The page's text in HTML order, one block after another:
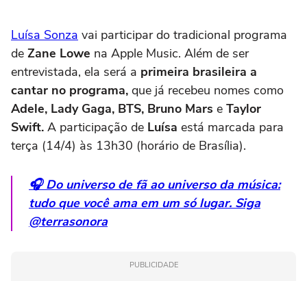
Luísa Sonza vai participar do tradicional programa
de Zane Lowe na Apple Music. Além de ser
entrevistada, ela será a primeira brasileira a
cantar no programa, que já recebeu nomes como
Adele, Lady Gaga, BTS, Bruno Mars e Taylor
Swift. A participação de Luísa está marcada para
terça (14/4) às 13h30 (horário de Brasília).
🎧 Do universo de fã ao universo da música:
tudo que você ama em um só lugar. Siga
@terrasonora
PUBLICIDADE